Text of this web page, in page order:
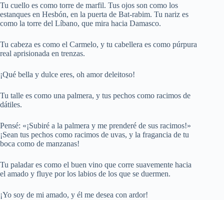
Tu cuello es como torre de marfil. Tus ojos son como los
estanques en Hesbón, en la puerta de Bat-rabim. Tu nariz es
como la torre del Líbano, que mira hacia Damasco.
Tu cabeza es como el Carmelo, y tu cabellera es como púrpura
real aprisionada en trenzas.
¡Qué bella y dulce eres, oh amor deleitoso!
Tu talle es como una palmera, y tus pechos como racimos de
dátiles.
Pensé: «¡Subiré a la palmera y me prenderé de sus racimos!»
¡Sean tus pechos como racimos de uvas, y la fragancia de tu
boca como de manzanas!
Tu paladar es como el buen vino que corre suavemente hacia
el amado y fluye por los labios de los que se duermen.
¡Yo soy de mi amado, y él me desea con ardor!